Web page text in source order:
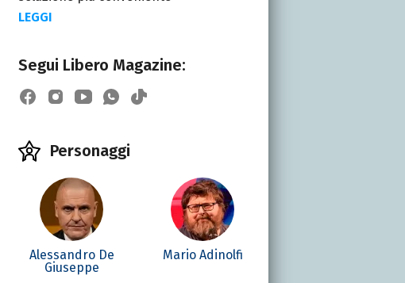
LEGGI
Segui Libero Magazine:
Personaggi
Alessandro De
Giuseppe
Mario Adinolfi